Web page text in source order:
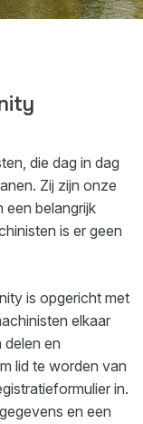
die dag in dag
Zij zijn onze
een belangrijk
is er geen
is opgericht met
elkaar
en
lid te worden van
in.
en een